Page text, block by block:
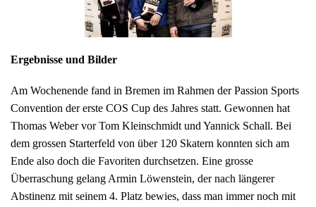
Ergebnisse und Bilder
Am Wochenende fand in Bremen im Rahmen der Passion Sports
Convention der erste COS Cup des Jahres statt. Gewonnen hat
Thomas Weber vor Tom Kleinschmidt und Yannick Schall. Bei
dem grossen Starterfeld von über 120 Skatern konnten sich am
Ende also doch die Favoriten durchsetzen. Eine grosse
Überraschung gelang Armin Löwenstein, der nach längerer
Abstinenz mit seinem 4. Platz bewies, dass man immer noch mit